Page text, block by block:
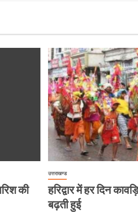
की
उत्तराखण्ड
हरिद्वार में हर दिन
बढ़ती हुई